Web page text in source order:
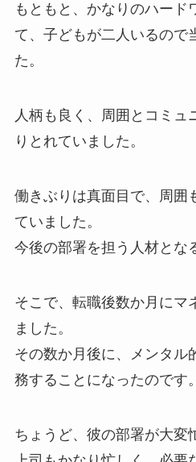
もともと、かなりのハード
て、子どもが二人いるので
た。
人柄も良く、周囲とコミュ
りとれていました。
働きぶりは真面目で、周囲
ていました。
今後の部署を担う人材とな
そこで、転職後数か月にマ
ました。
その数か月後に、メンタル
務することになったのです。
ちょうど、彼の部署が大変